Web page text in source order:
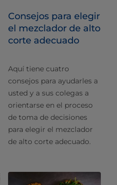
Consejos para elegir
el mezclador de alto
corte adecuado
Aquí tiene cuatro
consejos para ayudarles a
usted y a sus colegas a
orientarse en el proceso
de toma de decisiones
para elegir el mezclador
de alto corte adecuado.